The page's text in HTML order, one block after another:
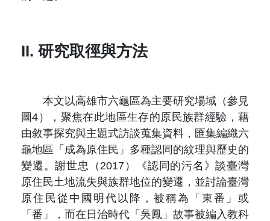
II. 研究取徑與方法
本文以高雄市六龜區為主要研究場域（參見
圖4），聚焦在此地區生存的原民族群經驗，藉
由敘事探究與主題式訪談蒐集資料，匯集編織六
龜地區「成為原住民」多種認同的紋理與歷史的
變遷。謝世忠（2017）《認同的污名》談臺灣
原住民土地流失與族群地位的變遷，並討論臺灣
原住民從中國明代以降，被稱為「東番」或
「番」，而在日治時代「吳鳳」故事被編入教科